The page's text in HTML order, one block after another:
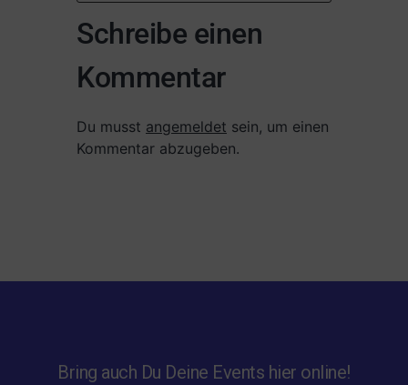
Schreibe einen
Kommentar
Du musst angemeldet sein, um einen
Kommentar abzugeben.
Bring auch Du Deine Events hier online!